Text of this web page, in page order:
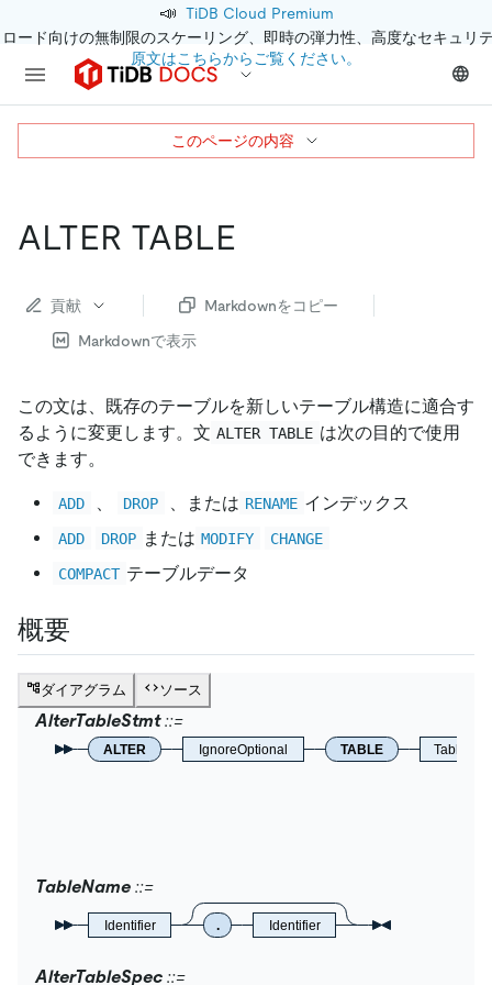
📣 TiDB Cloud Premium
ード向けの無制限のスケーリング、即時の弾力性、高度なセキュリ
原文はこちらからご覧ください。
ALTER TABLE
貢献
Markdownをコピー
Markdownで表示
この文は、既存のテーブルを新しいテーブル構造に適合す
るように変更します。文 ALTER TABLE は次の目的で使用
できます。
ADD DROP 、または RENAME インデックス
ADD DROP または MODIFY
CHANGE
COMPACT テーブルデータ
概要
ダイアグラム ソース
AlterTableStmt
ALTER IgnoreOptional TABLE
TableName
Identifier . Identifier
AlterTableSpec
このページの内容